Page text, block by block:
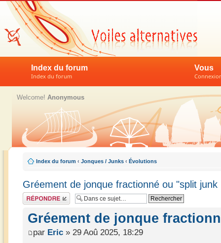
Index du forum
Index du forum
Vous
Welcome! Anonymous
Index du forum ‹ Jonques / Junks ‹ Évolutions
Gréement de jonque fractionné ou "split junk
Répondre
Gréement de jonque
par Eric » 29 Aoû 2025, 18:29